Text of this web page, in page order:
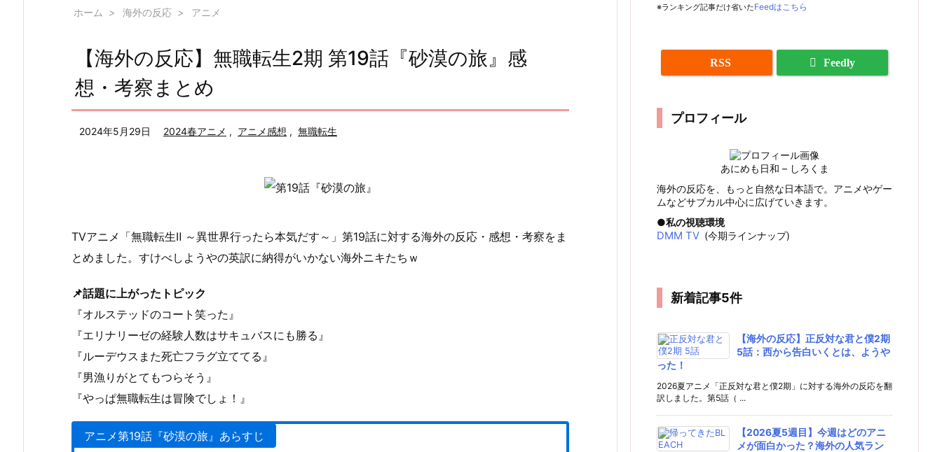
ホーム > 海外の反応 > アニメ
【海外の反応】無職転生2期 第19話『砂漠の旅』感
想・考察まとめ
2024年5月29日 2024春アニメ , アニメ感想 , 無職転生
TVアニメ「無職転生Ⅱ ～異世界行ったら本気だす～」第19話に対する海外の反応・感想・考察をま
とめました。すけべしようやの英訳に納得がいかない海外ニキたちｗ
📌話題に上がったトピック
『オルステッドのコート笑った』
『エリナリーゼの経験人数はサキュバスにも勝る』
『ルーデウスまた死亡フラグ立ててる』
『男漁りがとてもつらそう』
『やっぱ無職転生は冒険でしょ！』
アニメ第19話『砂漠の旅』あらすじ
※ランキング記事だけ省いたFeedはこちら
RSS Feedly
プロフィール
あにめも日和 – しろくま
海外の反応を、もっと自然な日本語で。アニメやゲー
ムなどサブカル中心に広げていきます。
私の視聴環境
DMM TV (今期ラインナップ)
新着記事5件
【海外の反応】正反対な君と僕2期
5話：西から告白いくとは、ようや
った！
2026夏アニメ「正反対な君と僕2期」に対する海外の反応を翻
訳しました。第5話（ ...
【2026夏5週目】今週はどのアニ
メが面白かった？海外の人気ラン